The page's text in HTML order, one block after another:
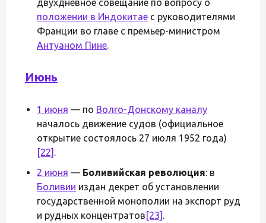
двухдневное совещание по вопросу о
положении в Индокитае с руководителями
Франции во главе с премьер-министром
Антуаном Пине.
Июнь
1 июня — по Волго-Донскому каналу
началось движение судов (официальное
открытие состоялось 27 июля 1952 года)
[22] .
2 июня — Боливийская революция: в
Боливии издан декрет об установлении
государственной монополии на экспорт руд
и рудных концентратов [23] .